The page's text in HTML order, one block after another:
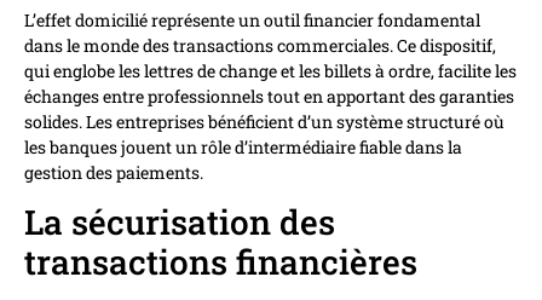
L’effet domicilié représente un outil financier fondamental
dans le monde des transactions commerciales. Ce dispositif,
qui englobe les lettres de change et les billets à ordre, facilite les
échanges entre professionnels tout en apportant des garanties
solides. Les entreprises bénéficient d’un système structuré où
les banques jouent un rôle d’intermédiaire fiable dans la
gestion des paiements.
La sécurisation des
transactions financières